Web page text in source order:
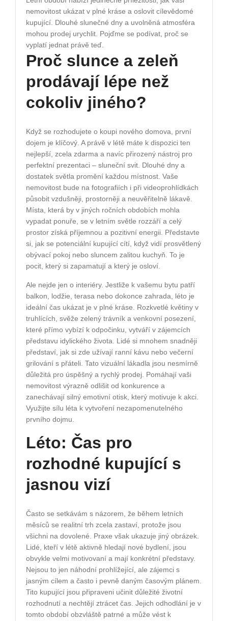
nemovitost ukázat v plné kráse a oslovit cílevědomé
kupující. Dlouhé slunečné dny a uvolněná atmosféra
mohou prodej urychlit. Pojďme se podívat, proč se
vyplatí jednat právě teď.
Proč slunce a zeleň
prodávají lépe než
cokoliv jiného?
Když se rozhodujete o koupi nového domova, první
dojem je klíčový. A právě v létě máte k dispozici ten
nejlepší, zcela zdarma a navíc přirozený nástroj pro
perfektní prezentaci – sluneční svit. Dlouhé dny a
dostatek světla promění každou místnost. Vaše
nemovitost bude na fotografiích i při videoprohlídkách
působit vzdušněji, prostorněji a neuvěřitelně lákavě.
Místa, která by v jiných ročních obdobích mohla
vypadat ponuře, se v letním světle rozzáří a celý
prostor získá příjemnou a pozitivní energii. Představte
si, jak se potenciální kupující cítí, když vidí prosvětlený
obývací pokoj nebo sluncem zalitou kuchyň. To je
pocit, který si zapamatují a který je osloví.
Ale nejde jen o interiéry. Jestliže k vašemu bytu patří
balkon, lodžie, terasa nebo dokonce zahrada, léto je
ideální čas ukázat je v plné kráse. Rozkvetlé květiny v
truhlících, svěže zelený trávník a venkovní posezení,
které přímo vybízí k odpočinku, vytváří v zájemcích
představu idylického života. Lidé si mnohem snadněji
představí, jak si zde užívají ranní kávu nebo večerní
grilování s přáteli. Tato vizuální lákadla jsou nesmírně
důležitá pro úspěšný a rychlý prodej. Pomáhají vaši
nemovitost výrazně odlišit od konkurence a
zanechávají silný emotivní otisk, který motivuje k akci.
Využijte sílu léta k vytvoření nezapomenutelného
prvního dojmu.
Léto: Čas pro
rozhodné kupující s
jasnou vizí
Často se setkávám s názorem, že během letních
měsíců se realitní trh zcela zastaví, protože jsou
všichni na dovolené. Praxe však ukazuje jiný obrázek.
Lidé, kteří v létě aktivně hledají nové bydlení, jsou
obvykle velmi motivovaní a mají konkrétní představy.
Nejsou to jen náhodní prohlížející, ale zájemci s
jasným cílem a často i pevně daným časovým plánem.
Tito kupující jsou připraveni učinit důležité životní
rozhodnutí a nechtějí ztrácet čas. Jejich odhodlání je v
tomto období obzvláště patrné a může vést k